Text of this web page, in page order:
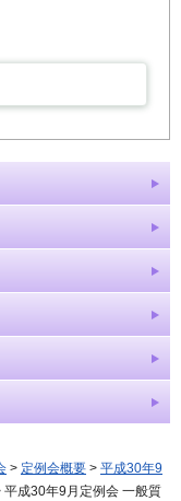
> 定例会概要 > 平成30年9
平成30年9月定例会 一般質